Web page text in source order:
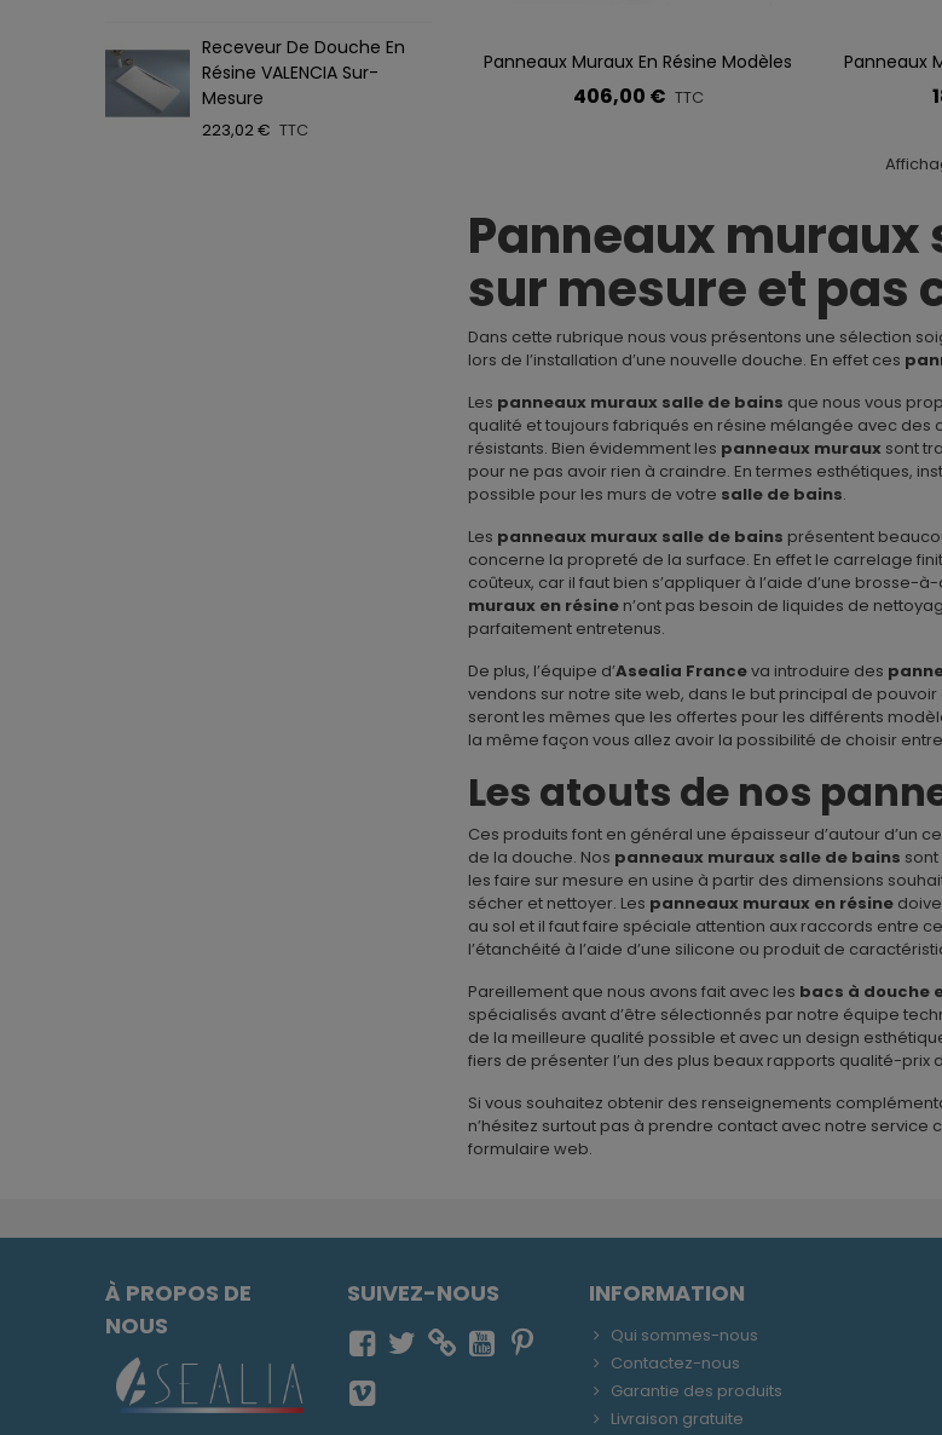
Receveur De Douche En
Résine VALENCIA Sur-
Mesure
223,02 € TTC
LUNA NOIR
459,97 € TTC484,18 €
Ajouter À La Liste De Souhaits
Panneaux Muraux En Résine Modèles
ESPRIT, NAVIRE, NOVA Et CHARME
406,00 € TTC
Ajouter À
Panneaux
Panneaux muraux
sur mesure et pas
Dans cette rubrique nous vous présentons une sélection
lors de l’installation d’une nouvelle douche. En effet ces
Les panneaux muraux salle de bains que nous vous
qualité et toujours fabriqués en résine mélangée avec
résistants. Bien évidemment les panneaux muraux sont
pour ne pas avoir rien à craindre. En termes esthétiques,
possible pour les murs de votre salle de bains.
Les panneaux muraux salle de bains présentent
concerne la propreté de la surface. En effet le carrelage
coûteux, car il faut bien s’appliquer à l’aide d’une brosse-
muraux en résine n’ont pas besoin de liquides de
parfaitement entretenus.
De plus, l’équipe d’Asealia Franceva introduire des
vendons sur notre site web, dans le but principal de
seront les mêmes que les offertes pour les différents
la même façon vous allez avoir la possibilité de choisir
Les atouts de nos
Ces produits font en général une épaisseur d’autour d’un
de la douche. Nos panneaux muraux salle de bains
les faire sur mesure en usine à partir des dimensions
sécher et nettoyer. Les panneaux muraux en résine
au sol et il faut faire spéciale attention aux raccords entre
l’étanchéité à l’aide d’une silicone ou produit de
Pareillement que nous avons fait avec les bacs à douche
spécialisés avant d’être sélectionnés par notre équipe
de la meilleure qualité possible et avec un design
fiers de présenter l’un des plus beaux rapports qualité-prix
Si vous souhaitez obtenir des renseignements
n’hésitez surtout pas à prendre contact avec notre
formulaire web.
À PROPOS DE
NOUS
SUIVEZ-NOUS INFORMATION
Qui sommes-nous
Contactez-nous
Garantie des produits
Livraison gratuite